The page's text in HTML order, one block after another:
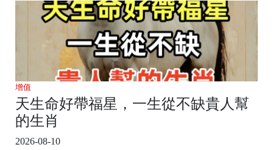
增值
天生命好帶福星，一生從不缺貴人幫
的生肖
2026-08-10